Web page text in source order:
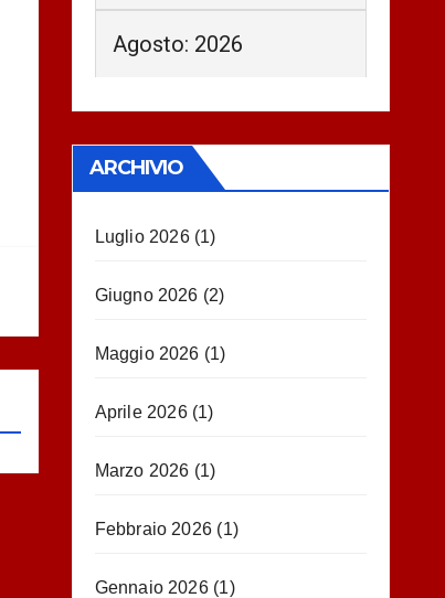
Agosto: 2026
ARCHIVIO
Luglio 2026(1)
Giugno 2026 (2)
Maggio 2026 (1)
Aprile 2026(1)
Marzo 2026 (1)
Febbraio 2026 (1)
Gennaio 2026(1)